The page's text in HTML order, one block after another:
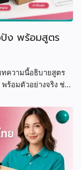
ง พร้อมสูตร
ความนี้อธิบายสูตร
อมตัวอย่างจริง ช่วย